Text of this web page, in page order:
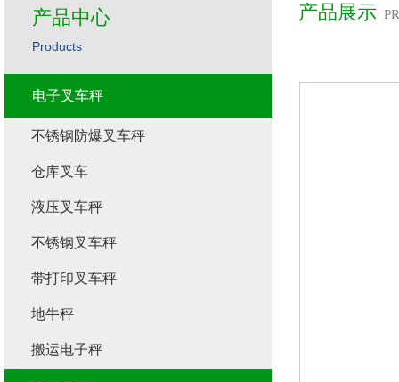
产品展示
产品中心
Products
电子叉车秤
不锈钢防爆叉车秤
仓库叉车
液压叉车秤
不锈钢叉车秤
带打印叉车秤
地牛秤
搬运电子秤